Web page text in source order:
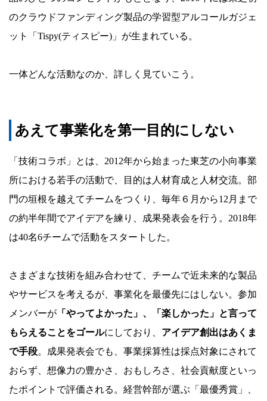
のクラウドファンディング製品の学習型アルコールガジェ
ット「Tispy(ティスピー)」が生まれている。
一体どんな活動なのか、詳しく見ていこう。
あえて事業化を第一目的にしない
「技術コラボ」とは、2012年から始まった東芝の小向事業
所における若手の活動で、目的は人材育成と人材交流。部
門の垣根を越えてチームをつくり、毎年６月から12月まで
の約半年間でアイデアを練り、成果発表会を行う。2018年
は40名6チームで活動をスタートした。
さまざまな技術を組み合わせて、チームで近未来的な製品
やサービスを考えるが、事業化を最優先にはしない。参加
メンバーが 「やってよかった」、「楽しかった」と言って
もらえることをゴールにしており、 アイデア創出はあくま
で手段。成果発表会でも、事業採算性は採点対象にされて
おらず、想像力の豊かさ、おもしろさ、社会貢献度といっ
たポイントで評価される。経営幹部が選ぶ「最優秀賞」、